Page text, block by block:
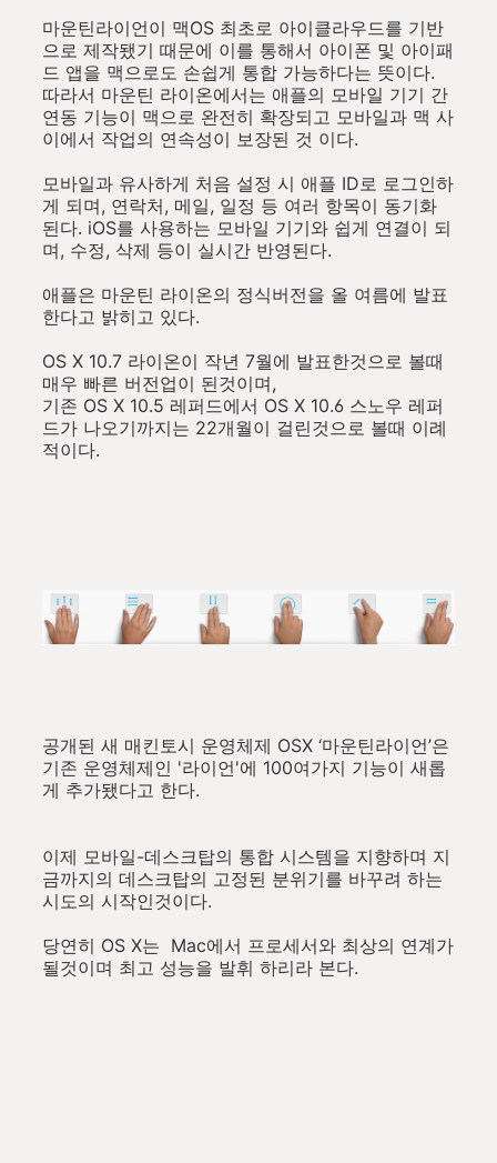
마운틴라이언이 맥OS 최초로 아이클라우드를 기반
으로 제작됐기 때문에 이를 통해서 아이폰 및 아이패
드 앱을 맥으로도 손쉽게 통합 가능하다는 뜻이다.
따라서 마운틴 라이온에서는 애플의 모바일 기기 간
연동 기능이 맥으로 완전히 확장되고 모바일과 맥 사
이에서 작업의 연속성이 보장된 것 이다.
모바일과 유사하게 처음 설정 시 애플 ID로 로그인하
게 되며, 연락처, 메일, 일정 등 여러 항목이 동기화
된다. iOS를 사용하는 모바일 기기와 쉽게 연결이 되
며, 수정, 삭제 등이 실시간 반영된다.
애플은 마운틴 라이온의 정식버전을 올 여름에 발표
한다고 밝히고 있다.
OS X 10.7 라이온이 작년 7월에 발표한것으로 볼때
매우 빠른 버전업이 된것이며,
기존 OS X 10.5 레퍼드에서 OS X 10.6 스노우 레퍼
드가 나오기까지는 22개월이 걸린것으로 볼때 이례
적이다.
공개된 새 매킨토시 운영체제 OSX ‘마운틴라이언’은
기존 운영체제인 '라이언'에 100여가지 기능이 새롭
게 추가됐다고 한다.
이제 모바일-데스크탑의 통합 시스템을 지향하며 지
금까지의 데스크탑의 고정된 분위기를 바꾸려 하는
시도의 시작인것이다.
당연히 OS X는 Mac에서 프로세서와 최상의 연계가
될것이며 최고 성능을 발휘 하리라 본다.